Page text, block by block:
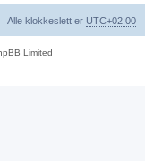
Alle klokkeslett er UTC+02:00
Limited